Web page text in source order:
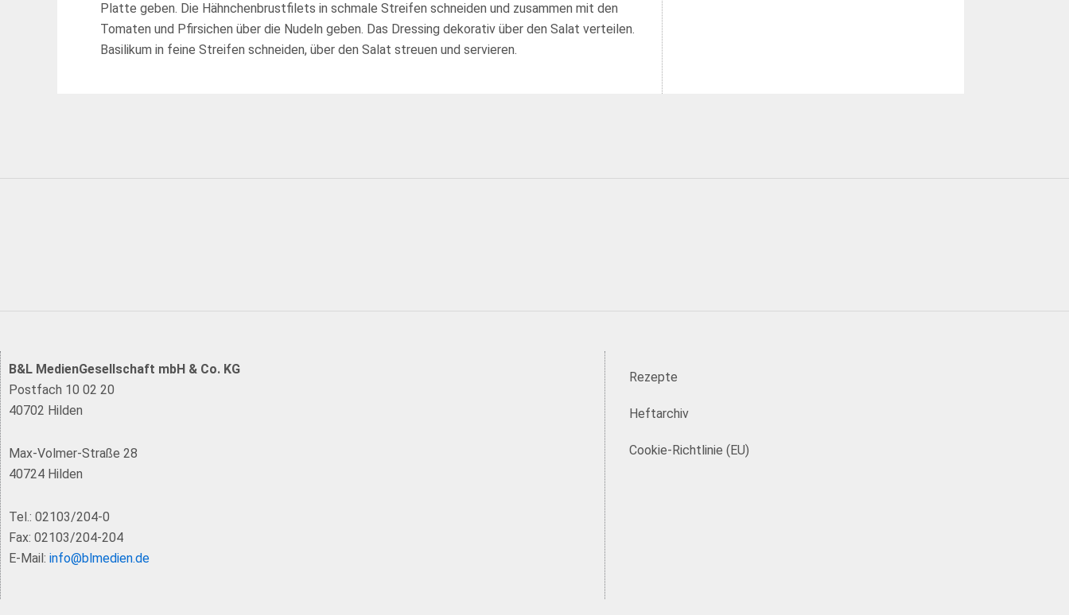
Platte geben. Die Hähnchenbrustfilets in schmale Streifen schneiden und zusammen mit den
Tomaten und Pfirsichen über die Nudeln geben. Das Dressing dekorativ über den Salat verteilen.
Basilikum in feine Streifen schneiden, über den Salat streuen und servieren.
B&L MedienGesellschaft mbH & Co. KG
Postfach 10 02 20
40702 Hilden
Max-Volmer-Straße 28
40724 Hilden
Tel.: 02103/204-0
Fax: 02103/204-204
E-Mail: info@blmedien.de
Rezepte
Heftarchiv
Cookie-Richtlinie (EU)